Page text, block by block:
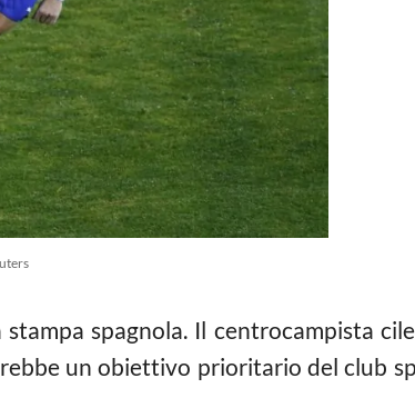
spagnola. Il centrocampista
un obiettivo prioritario del club